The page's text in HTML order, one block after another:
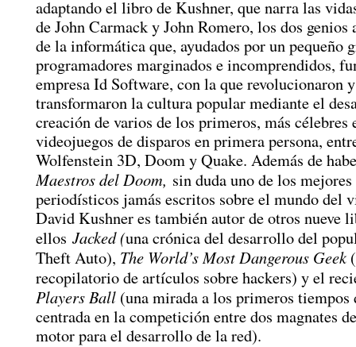
adaptando el libro de Kushner, que narra las
de John Carmack y John Romero, los dos genios
de la informática que, ayudados por un pequeño
programadores marginados e incomprendidos,
empresa Id Software, con la que revolucionaron y
transformaron la cultura popular mediante el
creación de varios de los primeros, más célebres
videojuegos de disparos en primera persona,
Wolfenstein 3D, Doom y Quake. Además de
Maestros del Doom, sin duda uno de los mejores
periodísticos jamás escritos sobre el mundo del
David Kushner es también autor de otros nueve
ellos Jacked (una crónica del desarrollo del
Theft Auto), The World’s Most Dangerous Geek
recopilatorio de artículos sobre hackers) y el
Players Ball (una mirada a los primeros tiempos
centrada en la competición entre dos magnates
motor para el desarrollo de la red).